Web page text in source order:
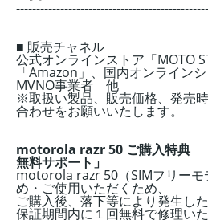
■ 販売チャネル
公式オンラインストア「MOTO
「Amazon」、国内オンライン
MVNO事業者 他
※取扱い製品、販売価格、発売
合わせをお願いいたします。
motorola razr 50 ご購入特典
無料サポート」
motorola razr 50（SIMフリーモ
め・ご使用いただくため、
ご購入後、落下等により発生し
保証期間内に１回無料で修理いた